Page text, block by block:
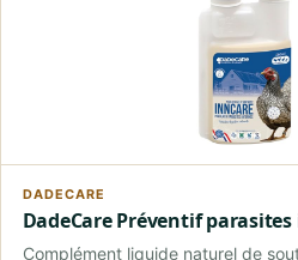
DADECARE
DadeCare Préventif
Complément liquide naturel de